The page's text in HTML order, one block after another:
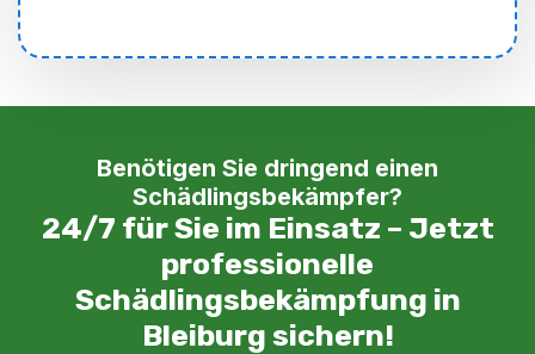
Benötigen Sie dringend einen
Schädlingsbekämpfer?
24/7 für Sie im Einsatz – Jetzt
professionelle
Schädlingsbekämpfung in
Bleiburg sichern!